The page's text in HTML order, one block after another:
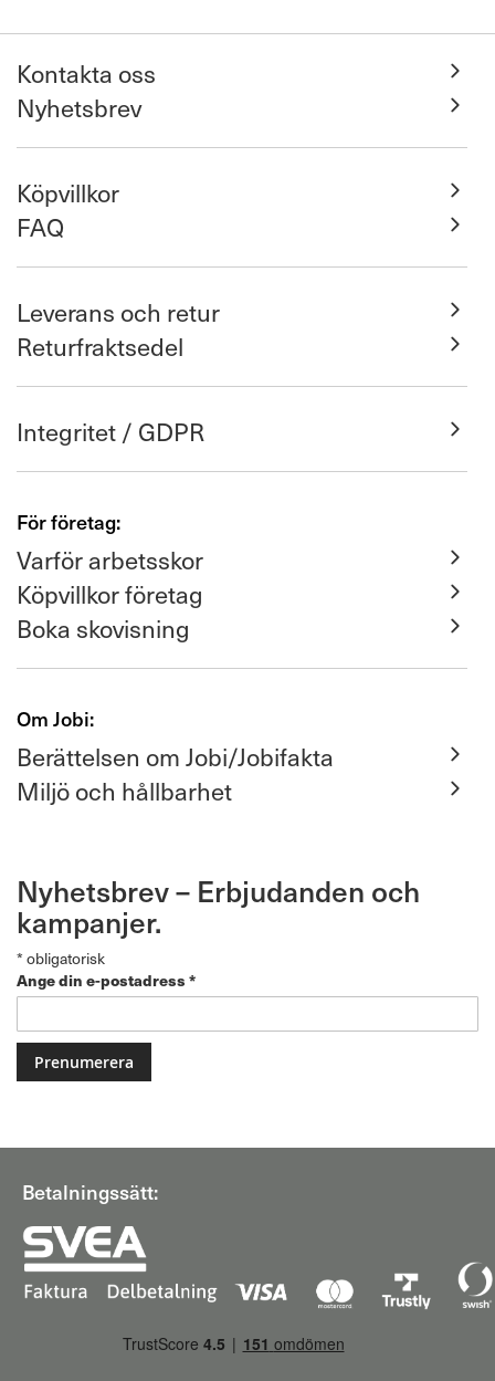
Kontakta oss
Nyhetsbrev
Köpvillkor
FAQ
Leverans och retur
Returfraktsedel
Integritet / GDPR
För företag:
Varför arbetsskor
Köpvillkor företag
Boka skovisning
Om Jobi:
Berättelsen om Jobi/Jobifakta
Miljö och hållbarhet
Nyhetsbrev – Erbjudanden och
kampanjer.
* obligatorisk
Ange din e-postadress *
Betalningssätt: